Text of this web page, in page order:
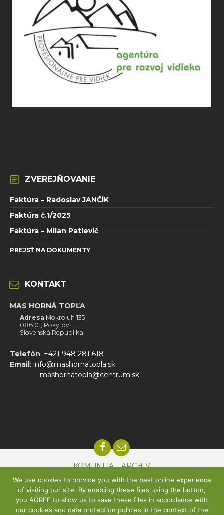
ZVEREJŇOVANIE
Faktúra – Radoslav JANČÍK
Faktúra č.1/2025
Faktúra – Milan Patlevič
PREJSŤ NA DOKUMENTY
KONTAKT
MAS HORNÁ TOPĽA
Adresa:Mokroluh 135
086 01, Rokytov
Slovenská Republika
Telefón: +421 948 281 618
Email: info@mashornatopla.sk
mashornatopla@centrum.sk
Facebook
Email
KOMUNITA – ARCHIV
© 2022MAS Horná Topľa| © kreatívne fullservisové štúdioTvorba
webstránky, DizajnaSEO
We use cookies to provide you with the best online experience
of visiting our site. By enabling these files using the button,
you AGREE to allow us to save these files in accordance with
our cookies and data protection policies in the context of the